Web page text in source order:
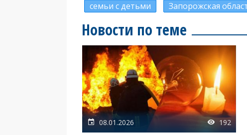
семьи с детьми
Запорожская
Новости по теме
08.01.2026 192